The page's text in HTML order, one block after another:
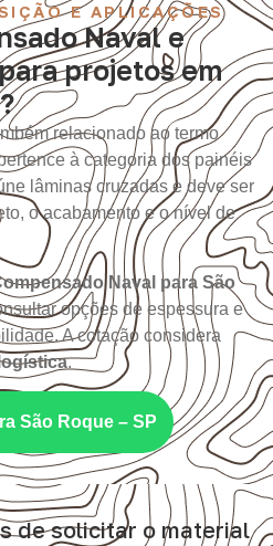
E APLICAÇÕES
Naval e
projetos em
relacionado ao termo
à categoria dos painéis
lâminas cruzadas e deve ser
o acabamento e o nível de
Naval para São
opções de espessura e
A cotação considera
.
São Roque – SP
de solicitar o material